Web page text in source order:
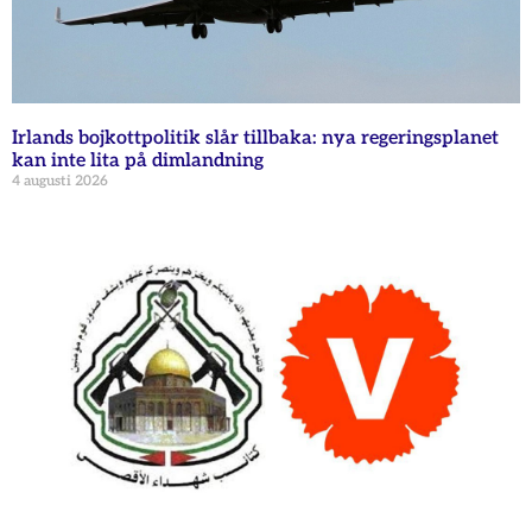
Irlands bojkottpolitik slår tillbaka: nya regeringsplanet
kan inte lita på dimlandning
4 augusti 2026